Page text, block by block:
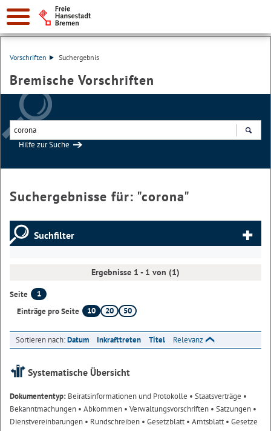
Vorschriften Suchergebnis
Bremische Vorschriften
Hilfe zur Suche
Suchergebnisse für: "corona"
Suchfilter
Ergebnisse 1 - 1 von (1)
Seite
1
Einträge pro Seite
10 20 50
Sortieren nach:Datum Inkrafttreten Titel Relevanz
Systematische Übersicht
Dokumententyp: Beiratsinformationen und Protokolle • Staatsverträge •
Bekanntmachungen • Abkommen • Verwaltungsvorschriften • Satzungen •
Dienstvereinbarungen • Rundschreiben • Gesetzblatt• Amtsblatt• Gesetze